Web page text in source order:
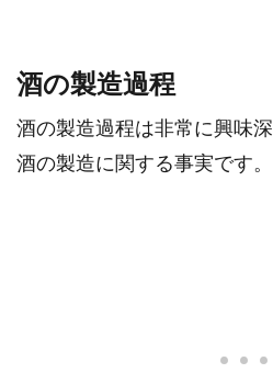
酒の製造過程
酒の製造過程は非常に興味
酒の製造に関する事実です。